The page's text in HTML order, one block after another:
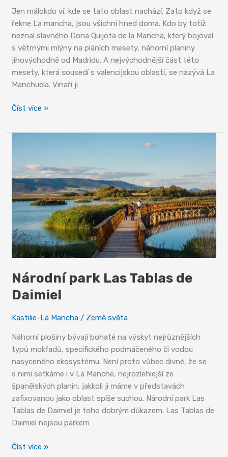
Jen málokdo ví, kde se tato oblast nachází. Zato když se
řekne La mancha, jsou všichni hned doma. Kdo by totiž
neznal slavného Dona Quijota de la Mancha, který bojoval
s větrnými mlýny na pláních mesety, náhorní planiny
jihovýchodně od Madridu. A nejvýchodnější část této
mesety, která sousedí s valencijskou oblastí, se nazývá La
Manchuela. Vinaři ji
Když
řekne
Číst více »
Národní park Las Tablas de
Daimiel
Kastilie-La Mancha / Země světa
Náhorní plošiny bývají bohaté na výskyt nejrůznějších
typů mokřadů, specifického podmáčeného či vodou
nasyceného ekosystému. Není proto vůbec divné, že se
s nimi setkáme i v La Manche, nejrozlehlejší ze
španělských planin, jakkoli ji máme v představách
zafixovanou jako oblast spíše suchou. Národní park Las
Tablas de Daimiel je toho dobrým důkazem. Las Tablas de
Daimiel nejsou parkem
Národní
Číst více »